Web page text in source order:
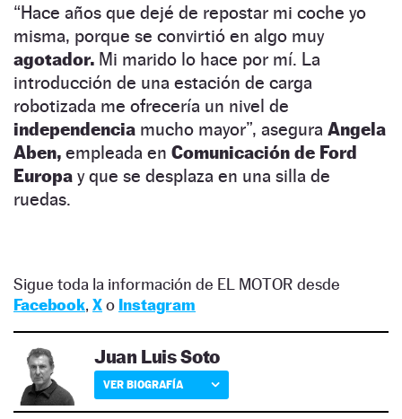
“Hace años que dejé de repostar mi coche yo
misma, porque se convirtió en algo muy
agotador. Mi marido lo hace por mí. La
introducción de una estación de carga
robotizada me ofrecería un nivel de
independencia mucho mayor”, asegura Angela
Aben, empleada en Comunicación de Ford
Europa y que se desplaza en una silla de
ruedas.
Sigue toda la información de EL MOTOR desde
Facebook, Xo Instagram
Juan Luis Soto
VER BIOGRAFÍA